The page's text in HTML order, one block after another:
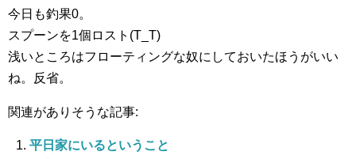
今日も釣果0。
スプーンを1個ロスト(T_T)
浅いところはフローティングな奴にしておいたほうがいい
ね。反省。
関連がありそうな記事:
平日家にいるということ